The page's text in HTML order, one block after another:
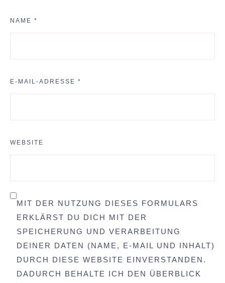
NAME *
E-MAIL-ADRESSE *
WEBSITE
MIT DER NUTZUNG DIESES FORMULARS
ERKLÄRST DU DICH MIT DER
SPEICHERUNG UND VERARBEITUNG
DEINER DATEN (NAME, E-MAIL UND INHALT)
DURCH DIESE WEBSITE EINVERSTANDEN.
DADURCH BEHALTE ICH DEN ÜBERBLICK